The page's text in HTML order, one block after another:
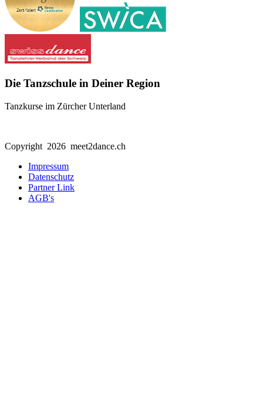
Die Tanzschule in Deiner Region
Tanzkurse im Zürcher Unterland
Copyright 2026 meet2dance.ch
Impressum
Datenschutz
Partner Link
AGB's